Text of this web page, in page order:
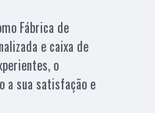
Fábrica de
e caixa de
o
a sua satisfação e